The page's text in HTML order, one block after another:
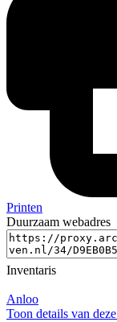
Printen
Duurzaam webadres
Inventaris
Anloo
Toon details van